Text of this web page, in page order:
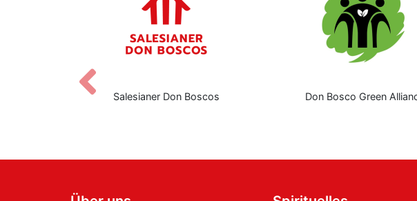
Salesianer Don Boscos Don Bosco Green Alliance
Zurück